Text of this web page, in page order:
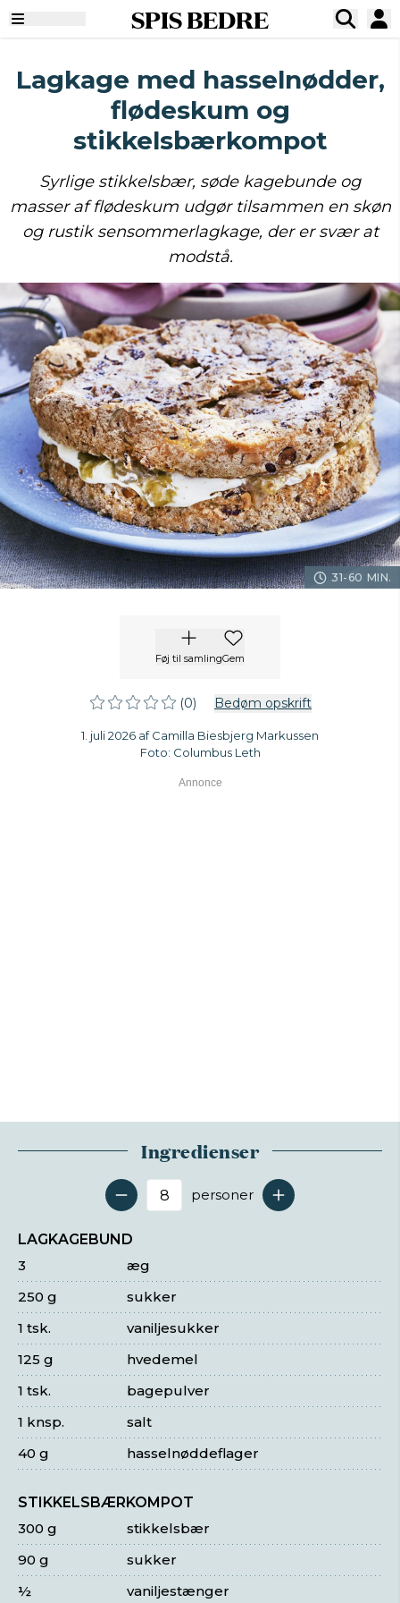
SPIS BEDRE
Lagkage med hasselnødder,
flødeskum og
stikkelsbærkompot
Syrlige stikkelsbær, søde kagebunde og
masser af flødeskum udgør tilsammen en skøn
og rustik sensommerlagkage, der er svær at
modstå.
31-60 MIN.
Føj til samlingGem
(0) Bedøm opskrift
1. juli 2026 af Camilla Biesbjerg Markussen
Foto: Columbus Leth
Ingredienser
Antal serveringer
personer
LAGKAGEBUND
æg
3
sukker
250 g
vaniljesukker
1 tsk.
hvedemel
125 g
bagepulver
1 tsk.
salt
1 knsp.
hasselnøddeflager
40 g
STIKKELSBÆRKOMPOT
stikkelsbær
300 g
sukker
90 g
vaniljestænger
½